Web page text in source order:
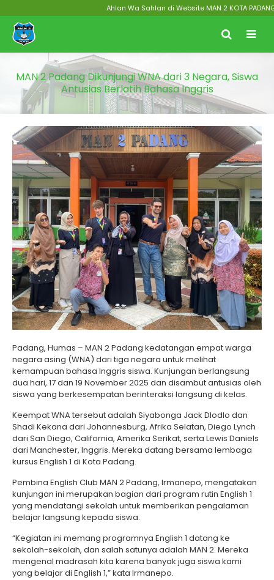
Ahlan Wa Sahlan di Website MAN 2 KOTA PADANG
MAN 2 Padang Dikunjungi WNA dari 3 Negara, Siswa
Antusias Berlatih Bahasa Inggris
Padang, Humas – MAN 2 Padang kedatangan empat warga
negara asing (WNA) dari tiga negara untuk melihat
kemampuan bahasa Inggris siswa. Kunjungan berlangsung
dua hari, 17 dan 19 November 2025 dan disambut antusias oleh
siswa yang berkesempatan berinteraksi langsung di kelas.
Keempat WNA tersebut adalah Siyabonga Jack Dlodlo dan
Shadi Kekana dari Johannesburg, Afrika Selatan, Diego Lynch
dari San Diego, California, Amerika Serikat, serta Lewis Daniels
dari Manchester, Inggris. Mereka datang bersama lembaga
kursus English 1 di Kota Padang.
Pembina English Club MAN 2 Padang, Irmanepo, mengatakan
kunjungan ini merupakan bagian dari program rutin English 1
yang mendatangi sekolah untuk memberikan pengalaman
belajar langsung kepada siswa.
“Kegiatan ini memang programnya English 1 datang ke
sekolah-sekolah, dan salah satunya adalah MAN 2. Mereka
mengenal madrasah kita karena banyak juga siswa kami
yang belajar di English 1,” kata Irmanepo.